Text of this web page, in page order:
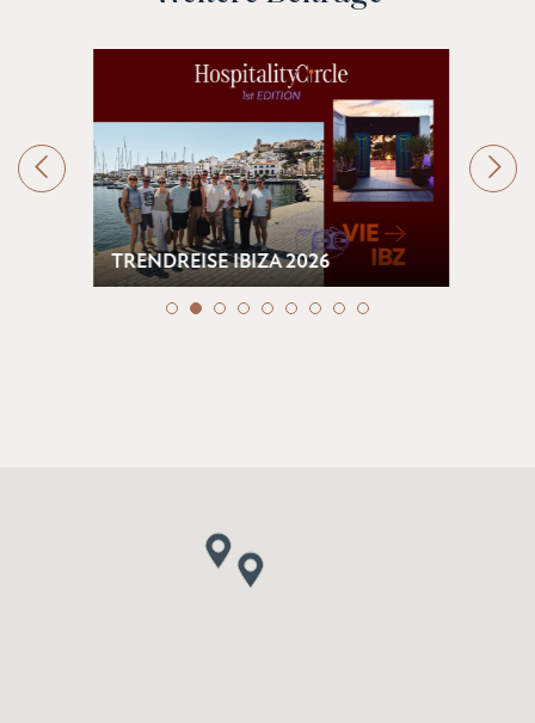
TRENDREISE IBIZA 2026